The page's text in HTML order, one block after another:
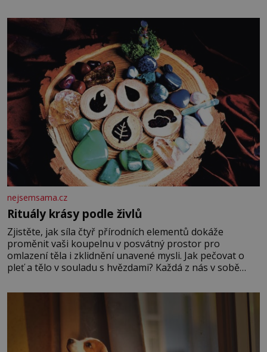
fyzický ani psychický nátlak. Syn brněnského řezníka
chce být knězem a
nejsemsama.cz
Rituály krásy podle živlů
Zjistěte, jak síla čtyř přírodních elementů dokáže
proměnit vaši koupelnu v posvátný prostor pro
omlazení těla i zklidnění unavené mysli. Jak pečovat o
pleť a tělo v souladu s hvězdami? Každá z nás v sobě
povaze, ale i v potřebách naší pokožky. Ohnivá znamení
Ženy narozené ve znamení Berana, Lva a Střelce v sobě
nesou žár, odvahu a neutuchající elán. Vaše